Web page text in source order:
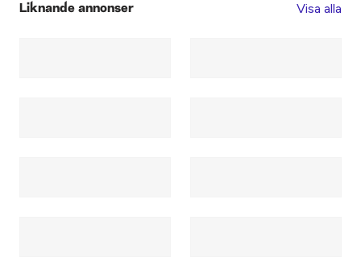
Liknande annonser Visa alla